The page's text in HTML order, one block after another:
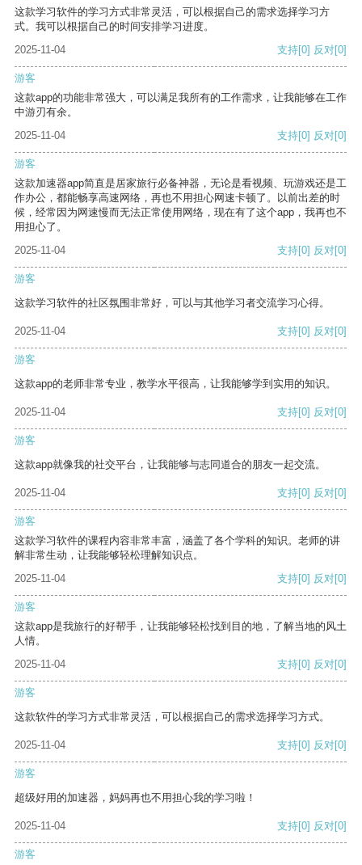
这款学习软件的学习方式非常灵活，可以根据自己的需求选择学习方
式。我可以根据自己的时间安排学习进度。
2025-11-04
支持[0] 反对[0]
游客
这款app的功能非常强大，可以满足我所有的工作需求，让我能够在工作
中游刃有余。
2025-11-04
支持[0] 反对[0]
游客
这款加速器app简直是居家旅行必备神器，无论是看视频、玩游戏还是工
作办公，都能畅享高速网络，再也不用担心网速卡顿了。以前出差的时
候，经常因为网速慢而无法正常使用网络，现在有了这个app，我再也不
用担心了。
2025-11-04
支持[0] 反对[0]
游客
这款学习软件的社区氛围非常好，可以与其他学习者交流学习心得。
2025-11-04 支持[0] 反对[0]
游客
这款app的老师非常专业，教学水平很高，让我能够学到实用的知识。
2025-11-04 支持[0] 反对[0]
游客
这款app就像我的社交平台，让我能够与志同道合的朋友一起交流。
2025-11-04 支持[0] 反对[0]
游客
这款学习软件的课程内容非常丰富，涵盖了各个学科的知识。老师的讲
解非常生动，让我能够轻松理解知识点。
2025-11-04
支持[0] 反对[0]
游客
这款app是我旅行的好帮手，让我能够轻松找到目的地，了解当地的风土
人情。
2025-11-04
支持[0] 反对[0]
游客
这款软件的学习方式非常灵活，可以根据自己的需求选择学习方式。
2025-11-04 支持[0] 反对[0]
游客
超级好用的加速器，妈妈再也不用担心我的学习啦！
2025-11-04 支持[0] 反对[0]
游客